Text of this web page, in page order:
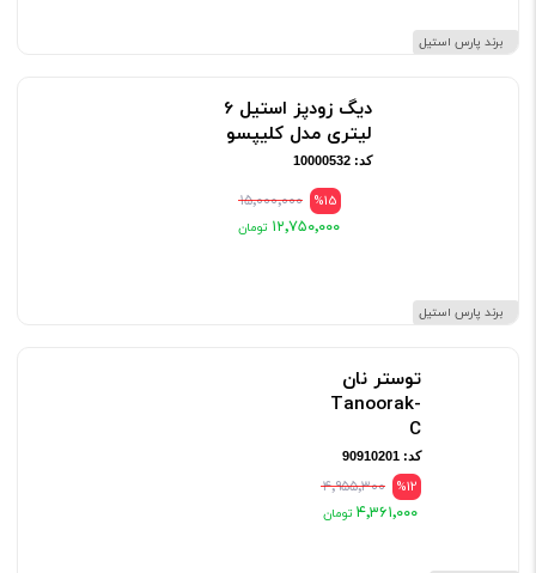
برند پارس استیل
برند پارس استیل
دیگ زودپز استیل 6
لیتری مدل کلیپسو
کد: 10000532
%15 ۱۵٬۰۰۰٬۰۰۰
۱۲٬۷۵۰٬۰۰۰
توستر نان
Tanoorak-
C
کد: 90910201
%12 ۴٬۹۵۵٬۳۰۰
۴٬۳۶۱٬۰۰۰